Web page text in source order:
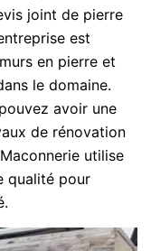
joint de pierre
est
en pierre et
le domaine.
avoir une
de rénovation
utilise
qualité pour